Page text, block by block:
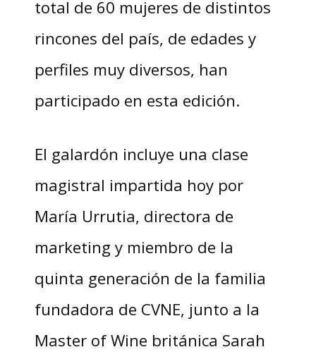
total de 60 mujeres de distintos
rincones del país, de edades y
perfiles muy diversos, han
participado en esta edición.
El galardón incluye una clase
magistral impartida hoy por
María Urrutia, directora de
marketing y miembro de la
quinta generación de la familia
fundadora de CVNE, junto a la
Master of Wine británica Sarah